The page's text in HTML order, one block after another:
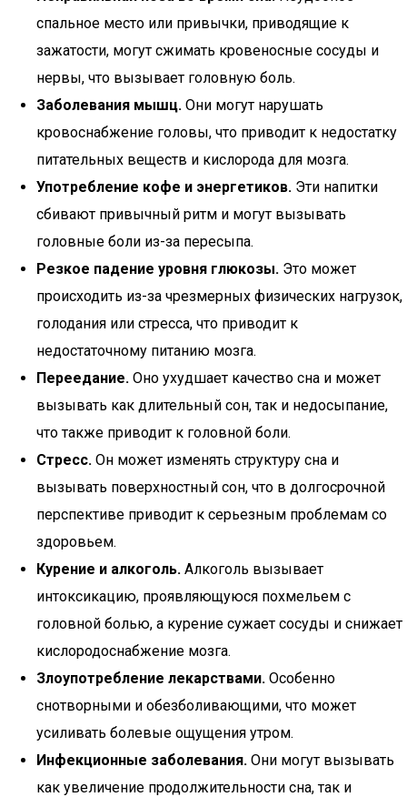
спальное место или привычки, приводящие к
зажатости, могут сжимать кровеносные сосуды и
нервы, что вызывает головную боль.
Заболевания мышц. Они могут нарушать
кровоснабжение головы, что приводит к недостатку
питательных веществ и кислорода для мозга.
Употребление кофе и энергетиков. Эти напитки
сбивают привычный ритм и могут вызывать
головные боли из-за пересыпа.
Резкое падение уровня глюкозы. Это может
происходить из-за чрезмерных физических нагрузок,
голодания или стресса, что приводит к
недостаточному питанию мозга.
Переедание. Оно ухудшает качество сна и может
вызывать как длительный сон, так и недосыпание,
что также приводит к головной боли.
Стресс. Он может изменять структуру сна и
вызывать поверхностный сон, что в долгосрочной
перспективе приводит к серьезным проблемам со
здоровьем.
Курение и алкоголь. Алкоголь вызывает
интоксикацию, проявляющуюся похмельем с
головной болью, а курение сужает сосуды и снижает
кислородоснабжение мозга.
Злоупотребление лекарствами. Особенно
снотворными и обезболивающими, что может
усиливать болевые ощущения утром.
Инфекционные заболевания. Они могут вызывать
как увеличение продолжительности сна, так и